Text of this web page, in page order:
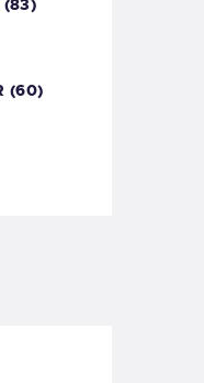
(83)
(60)